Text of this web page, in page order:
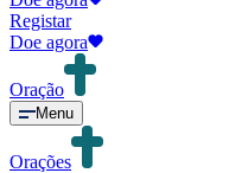
Registar
Doe agora
Oração
Menu
Orações